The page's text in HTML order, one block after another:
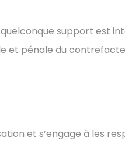
support est
pénale du
et s’engage à les